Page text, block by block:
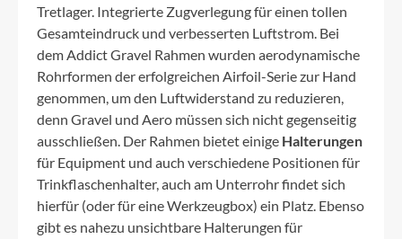
Tretlager. Integrierte Zugverlegung für einen tollen
Gesamteindruck und verbesserten Luftstrom. Bei
dem Addict Gravel Rahmen wurden aerodynamische
Rohrformen der erfolgreichen Airfoil-Serie zur Hand
genommen, um den Luftwiderstand zu reduzieren,
denn Gravel und Aero müssen sich nicht gegenseitig
ausschließen. Der Rahmen bietet einige Halterungen
für Equipment und auch verschiedene Positionen für
Trinkflaschenhalter, auch am Unterrohr findet sich
hierfür (oder für eine Werkzeugbox) ein Platz. Ebenso
gibt es nahezu unsichtbare Halterungen für